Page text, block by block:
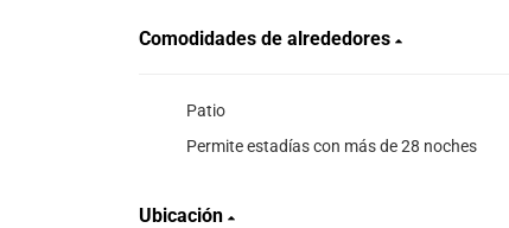
Comodidades de alrededores
Patio
Permite estadías con más de 28 noches
Ubicación